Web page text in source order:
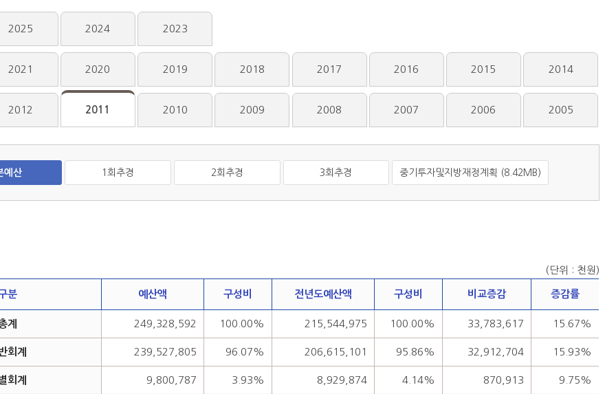
2025 2024 2023
2021 2020 2019 2018 2017 2016 2015 2014
2012 2011 2010 2009 2008 2007 2006 2005
예산 1회추경 2회추경 3회추경 중기투자및지방재정계획 (8.42MB)
(단위 : 천원)
분 예산액 구성비 전년도예산액 구성비 비교증감 증감률
계 249,328,592 100.00% 215,544,975 100.00% 33,783,617 15.67%
회계 239,527,805 96.07% 206,615,101 95.86% 32,912,704 15.93%
회계 9,800,787 3.93% 8,929,874 4.14% 870,913 9.75%